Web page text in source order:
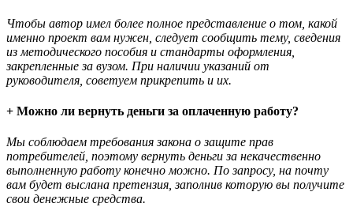
Чтобы автор имел более полное представление о том, какой
именно проект вам нужен, следует сообщить тему, сведения
из методического пособия и стандарты оформления,
закрепленные за вузом. При наличии указаний от
руководителя, советуем прикрепить и их.
+ Можно ли вернуть деньги за оплаченную работу?
Мы соблюдаем требования закона о защите прав
потребителей, поэтому вернуть деньги за некачественно
выполненную работу конечно можно. По запросу, на почту
вам будет выслана претензия, заполнив которую вы получите
свои денежные средства.